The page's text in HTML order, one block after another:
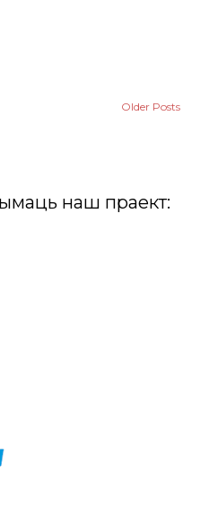
Older Posts
наш праект: